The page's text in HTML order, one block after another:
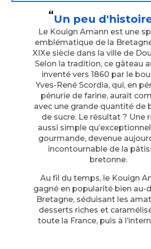
Un peu
Le Kouign Amann est une
emblématique de la
XIXe siècle dans la ville de
Selon la tradition, ce gâteau
inventé vers 1860 par le
Yves-René Scordia, qui, en
pénurie de farine, aurait
avec une grande quantité de
de sucre. Le résultat ? Une
aussi simple
gourmande, devenue
incontournable de la
bretonne.
Au fil du temps, le Kouign
gagné en popularité bien au-
Bretagne, séduisant les
desserts riches et
toute la France, puis à